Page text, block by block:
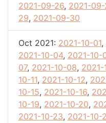
2021-09-26, 2021-09-
29, 2021-09-30
Oct 2021: 2021-10-01,
2021-10-04, 2021-10-
07, 2021-10-08,
10-11, 2021-10-12,
10-15, 2021-10-16,
10-19, 2021-10-20,
2021-10-23, 2021-10-